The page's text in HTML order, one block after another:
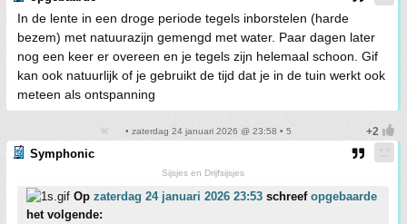
In de lente in een droge periode tegels inborstelen (harde
bezem) met natuurazijn gemengd met water. Paar dagen later
nog een keer er overeen en je tegels zijn helemaal schoon. Gif
kan ook natuurlijk of je gebruikt de tijd dat je in de tuin werkt ook
meteen als ontspanning
• zaterdag 24 januari 2026 @ 23:58 • 5
Symphonic
Sijsjes en Drijfsijsjes
Op zaterdag 24 januari 2026 23:53 schreef opgebaarde
het volgende: